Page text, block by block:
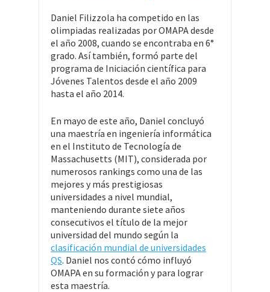
Daniel Filizzola ha competido en las
olimpiadas realizadas por OMAPA desde
el año 2008, cuando se encontraba en 6°
grado. Así también, formó parte del
programa de Iniciación científica para
Jóvenes Talentos desde el año 2009
hasta el año 2014.
En mayo de este año, Daniel concluyó
una maestría en ingeniería informática
en el Instituto de Tecnología de
Massachusetts (MIT), considerada por
numerosos rankings como una de las
mejores y más prestigiosas
universidades a nivel mundial,
manteniendo durante siete años
consecutivos el título de la mejor
universidad del mundo según la
clasificación mundial de universidades
QS. Daniel nos contó cómo influyó
OMAPA en su formación y para lograr
esta maestría.